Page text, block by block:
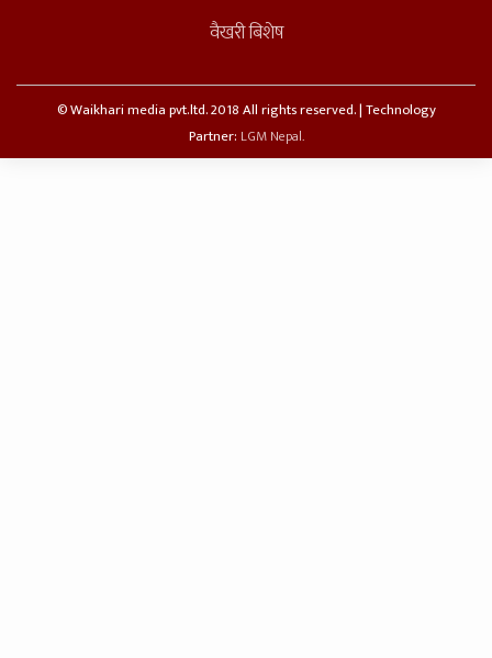
वैखरी बिशेष
© Waikhari media pvt.ltd. 2018 All rights reserved. | Technology
Partner: LGM Nepal.